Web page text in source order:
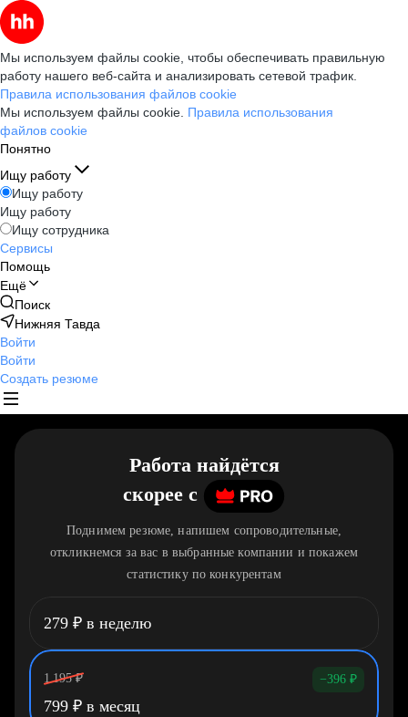
Мы используем файлы cookie, чтобы обеспечивать правильную
работу нашего веб-сайта и анализировать сетевой трафик.
Правила использования файлов cookie
Мы используем файлы cookie. Правила использования
файлов cookie
Понятно
Ищу работу
Ищу работу
Ищу работу
Ищу сотрудника
Сервисы
Помощь
Ещё
Поиск
Нижняя Тавда
Войти
Войти
Создать резюме
Работа найдётся
скорее c
Поднимем резюме, напишем сопроводительные,
откликнемся за вас в выбранные компании и покажем
статистику по конкурентам
279 ₽ в неделю
1 195 ₽ −396 ₽
799 ₽ в месяц